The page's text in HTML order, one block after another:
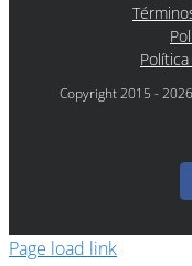
Copyright 2015 -
Page load link